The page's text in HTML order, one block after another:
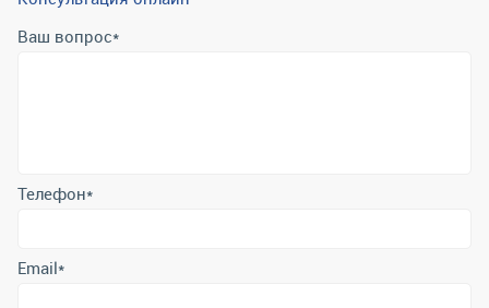
Ваш вопрос*
Отправляя форму вы подтверждаете согласие с